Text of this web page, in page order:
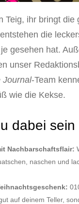
Teig, ihr bringt die
die
gesehen hat.
unser
Journal-Team
wie die Kekse.
dabei sein
Nachbarschaftsflair:
naschen und
auf deinem Teller,